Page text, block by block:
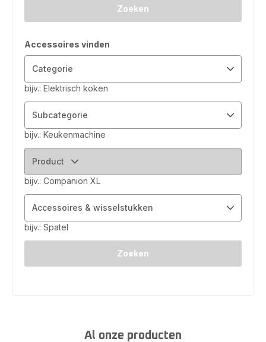
Zoeken
Accessoires vinden
Categorie
bijv.: Elektrisch koken
Subcategorie
bijv.: Keukenmachine
Product
bijv.: Companion XL
Accessoires & wisselstukken
bijv.: Spatel
Zoeken
Al onze producten